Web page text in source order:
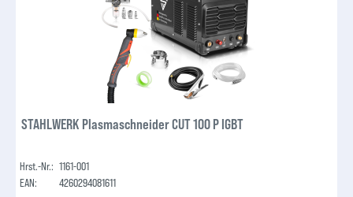
STAHLWERK Plasmaschneider CUT 100 P IGBT
Hrst.-Nr.: 1161-001
EAN:
4260294081611